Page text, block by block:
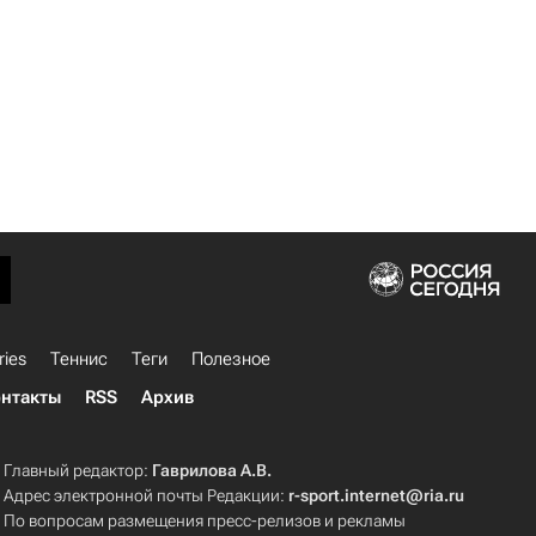
Теннис Теги
Полезное
RSS Архив
Главный редактор: Гаврилова А.В.
Адрес электронной почты Редакции: r-sport.internet@ria.ru
По вопросам размещения пресс-релизов и рекламы